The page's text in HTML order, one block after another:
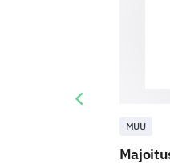
MUU
Previous slide